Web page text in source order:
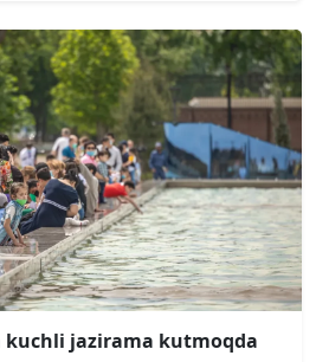
kuchli jazirama kutmoqda